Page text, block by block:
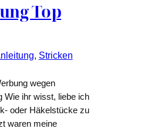
Top
, Stricken
wegen
Wie ihr wisst, liebe ich
oder Häkelstücke zu
waren meine